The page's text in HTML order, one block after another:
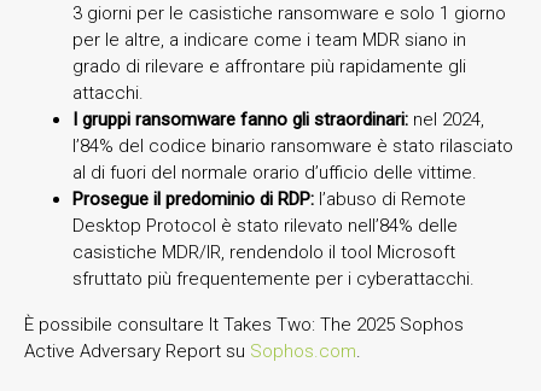
3 giorni per le casistiche ransomware e solo 1 giorno
per le altre, a indicare come i team MDR siano in
grado di rilevare e affrontare più rapidamente gli
attacchi.
I gruppi ransomware fanno gli straordinari: nel 2024,
l’84% del codice binario ransomware è stato rilasciato
al di fuori del normale orario d’ufficio delle vittime.
Prosegue il predominio di RDP: l’abuso di Remote
Desktop Protocol è stato rilevato nell’84% delle
casistiche MDR/IR, rendendolo il tool Microsoft
sfruttato più frequentemente per i cyberattacchi.
È possibile consultare It Takes Two: The 2025 Sophos
Active Adversary Report su Sophos.com.